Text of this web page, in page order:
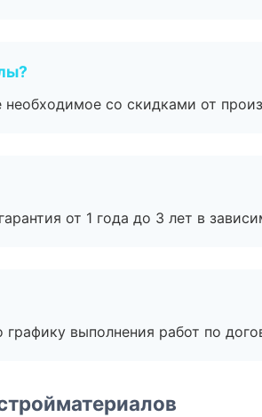
со скидками от
от 1 года до 3 лет в
выполнения работ по